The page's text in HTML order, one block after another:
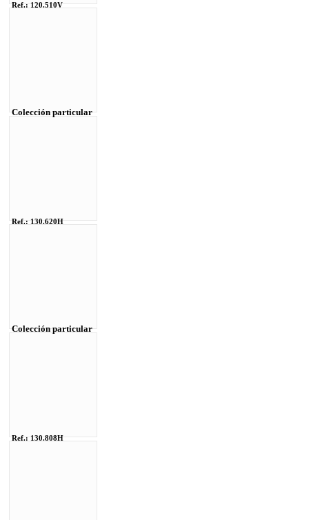
Ref.: 120.510V
Colección particular
Ref.: 130.620H
Colección particular
Ref.: 130.808H